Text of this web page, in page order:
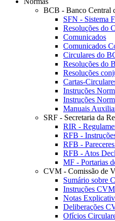
BCB - Banco Central
SFN - Sistema
Resoluções do
Comunicados
Comunicados
Circulares do
Resoluções do
Resoluções
Cartas-
Instruções
Instruções
Manuais
SRF - Secretaria da
RIR -
RFB -
RFB -
RFB - Atos
MF - Portarias
CVM - Comissão de
Sumário sobre
Instruções CVM
Notas
Deliberações
Ofícios